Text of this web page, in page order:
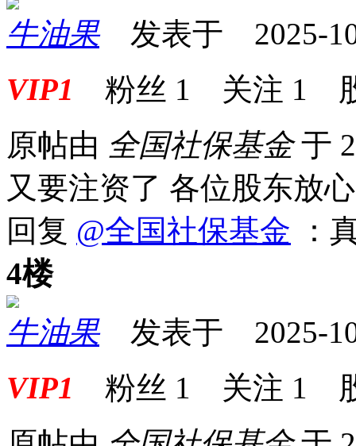
牛油果发表于 2025-
VIP1 粉丝 1 关注 1
原帖由 全国社保基金于
又要注资了 各位股东放
回复 @全国社保基金 ：
4楼
牛油果发表于 2025-
VIP1 粉丝 1 关注 1